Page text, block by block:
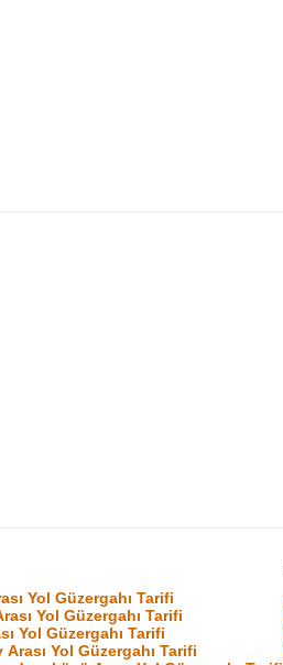
Yol Güzergahı Tarifi
Yol Güzergahı Tarifi
Yol Güzergahı Tarifi
Yol Güzergahı Tarifi